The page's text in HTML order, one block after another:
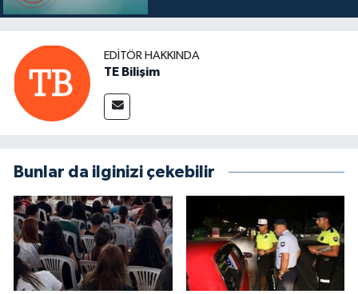
EDITÖR HAKKINDA
TE Bilişim
Bunlar da ilginizi çekebilir